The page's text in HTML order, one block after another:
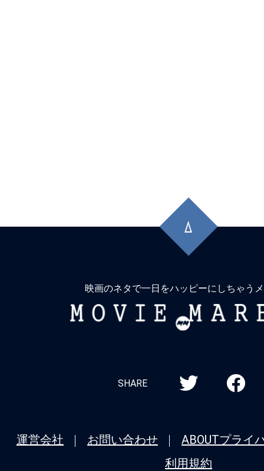
頭
に
映画のネタで一日をハッピーにしちゃう
MOVIE
SHARE
運営会社 お問い合わせ ABOUTプライ
利用規約